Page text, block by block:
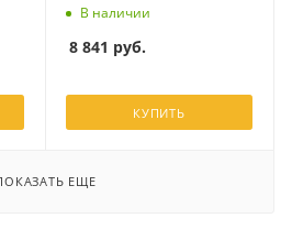
В наличии
8 841 руб.
КУПИТЬ
ЕЩЕ